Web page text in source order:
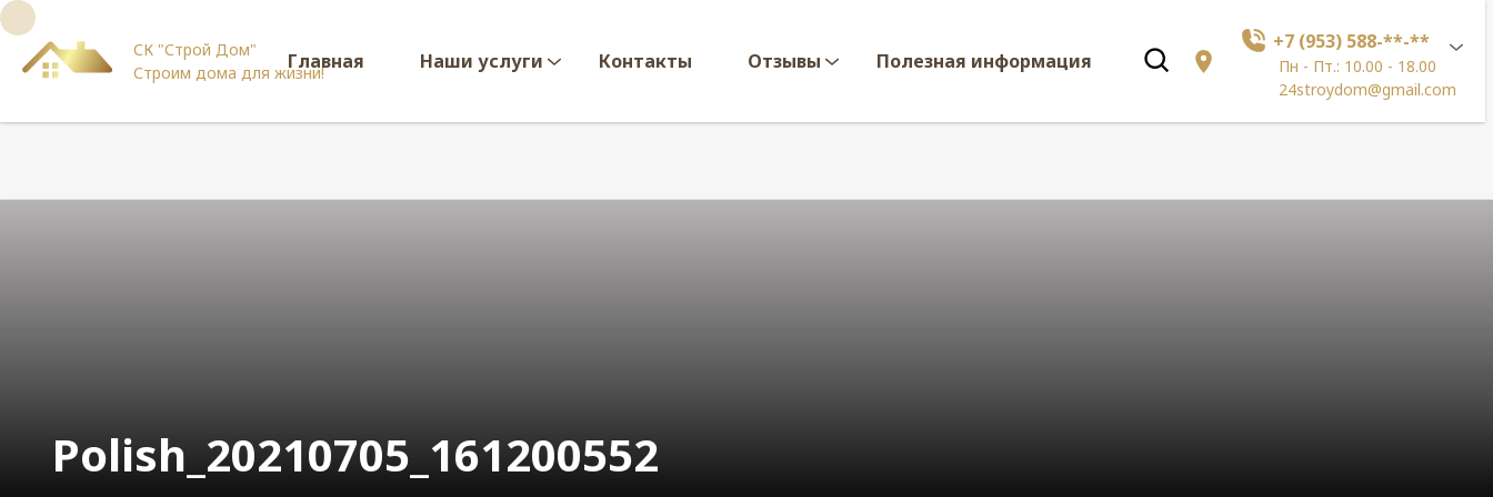
СК "Строй Дом"
Строим дома для жизни!Главная Наши услуги Контакты Отзывы Полезная информация
+7 (953) 588-**-**
Пн - Пт.: 10.00 - 18.00
24stroydom@gmail.com
Polish_20210705_161200552